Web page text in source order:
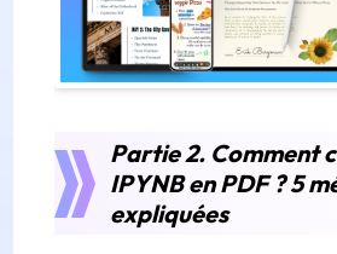
Partie 2. Comment
IPYNB en PDF ? 5
expliquées